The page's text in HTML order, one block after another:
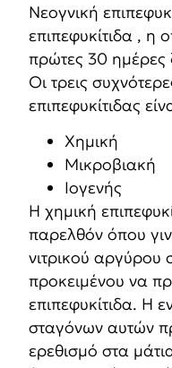
Νεογνική
επιπεφυκίτιδα , η
πρώτες 30 ημέρες
Οι τρεις
επιπεφυκίτιδας
Χημική
Μικροβιακή
Ιογενής
Η χημική
παρελθόν όπου
νιτρικού αργύρου
προκειμένου να
επιπεφυκίτιδα. Η
σταγόνων αυτών
ερεθισμό στα